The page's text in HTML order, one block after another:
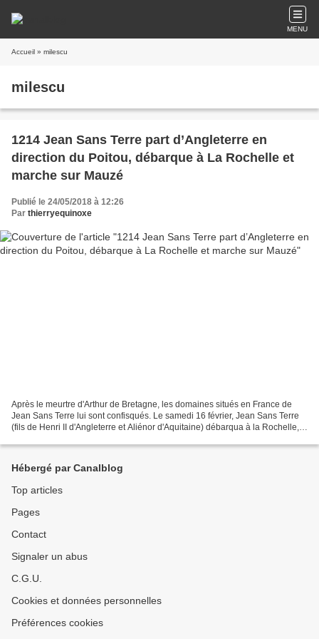
MENU
Accueil » milescu
milescu
1214 Jean Sans Terre part d’Angleterre en
direction du Poitou, débarque à La Rochelle et
marche sur Mauzé
Publié le 24/05/2018 à 12:26
Par thierryequinoxe
Après le meurtre d'Arthur de Bretagne, les domaines situés en France de
Jean Sans Terre lui sont confisqués. Le samedi 16 février, Jean Sans Terre
(fils de Henri II d'Angleterre et Aliénor d'Aquitaine) débarqua à la Rochelle,
Hébergé par Canalblog
Top articles
Pages
Contact
Signaler un abus
C.G.U.
Cookies et données personnelles
Préférences cookies